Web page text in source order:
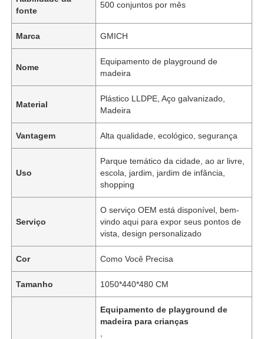
fonte
500 conjuntos por mês
Marca GMICH
Nome
Equipamento de playground de
madeira
Material
Plástico LLDPE, Aço galvanizado,
Madeira
Vantagem Alta qualidade, ecológico, segurança
Uso
Parque temático da cidade, ao ar livre,
escola, jardim, jardim de infância,
shopping
Serviço
O serviço OEM está disponível, bem-
vindo aqui para expor seus pontos de
vista, design personalizado
Cor Como Você Precisa
Tamanho 1050*440*480 CM
Equipamento de playground de
madeira para crianças